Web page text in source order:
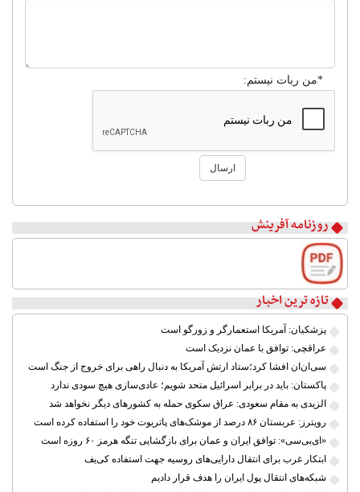
*من ربات نیستم:
ارسال
روزنامه آفرینش
۲
۳
۴
۵
۶
۷
۸
تازه ترین اخبار
پزشکیان: آمریکا استعمارگر و زورگو است
عراقچی: توافق با عمان نزدیک است
سی‌ان‌ان افشا کرد؛ستاد ارتش آمریکا به دنبال راهی برای خروج از جنگ است
پاکستان: باید در برابر اسرائیل متحد شویم؛ عادی‌سازی هیچ سودی ندارد
الزیدی به مقام سعودی: عراق سکوی حمله به کشورهای دیگر نخواهد شد
رویترز: عربستان ۸۶ درصد از موشک‌های پاتریوت خود را استفاده کرده است
«ای‌بی‌سی»: توافق ایران و عمان برای بازگشایی تنگه هرمز ۶۰ روزه است
ابتکار غرب برای انتقال دارایی‌های روسیه جهت استفاده کی‌یف
شبکه‌های انتقال پول ایران را هدف قرار دادیم